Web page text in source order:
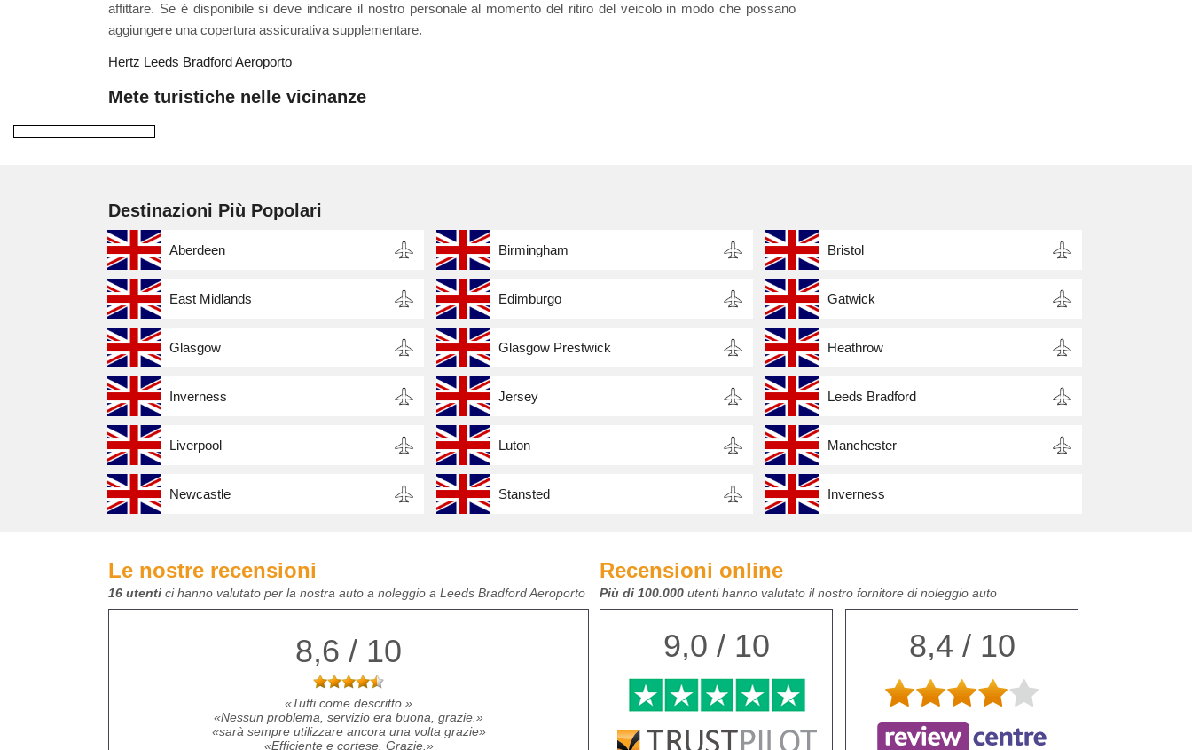
affittare. Se è disponibile si deve indicare il nostro personale al momento del ritiro del veicolo in modo che possano
aggiungere una copertura assicurativa supplementare.
Hertz Leeds Bradford Aeroporto
Mete turistiche nelle vicinanze
Destinazioni Più Popolari
Aberdeen Birmingham Bristol
East Midlands Edimburgo Gatwick
Glasgow Glasgow Prestwick Heathrow
Inverness Jersey Leeds Bradford
Liverpool Luton Manchester
Newcastle Stansted Inverness
Le nostre recensioni
16 utenti ci hanno valutato per la nostra auto a noleggio a Leeds Bradford Aeroporto
8,6 / 10
Tutti come descritto.
Nessun problema, servizio era buona, grazie.
sarà sempre utilizzare ancora una volta grazie
Efficiente e cortese. Grazie.
Recensioni online
Più di 100.000 utenti hanno valutato il nostro fornitore di noleggio auto
9,0 / 10 8,4 / 10